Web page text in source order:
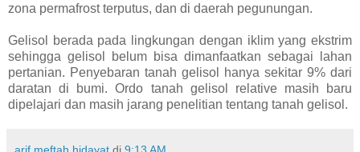
zona permafrost terputus, dan di daerah pegunungan.
Gelisol berada pada lingkungan dengan iklim yang ekstrim
sehingga gelisol belum bisa dimanfaatkan sebagai lahan
pertanian. Penyebaran tanah gelisol hanya sekitar 9% dari
daratan di bumi. Ordo tanah gelisol relative masih baru
dipelajari dan masih jarang penelitian tentang tanah gelisol.
arif meftah hidayat di 9:13 AM